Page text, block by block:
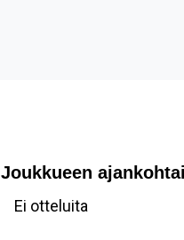
Joukkueen
Ei otteluita